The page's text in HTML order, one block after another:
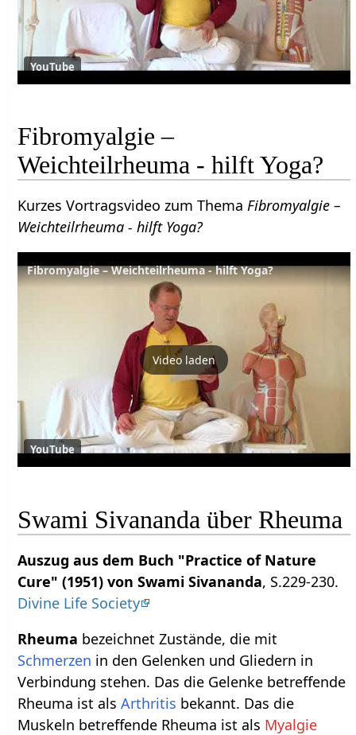
YouTube
Fibromyalgie –
Weichteilrheuma - hilft Yoga?
Kurzes Vortragsvideo zum ThemaFibromyalgie –
Weichteilrheuma - hilft Yoga?
Fibromyalgie – Weichteilrheuma - hilft Yoga?
Video laden
YouTube
Swami Sivananda über Rheuma
Auszug aus dem Buch "Practice of Nature
Cure" (1951) von Swami Sivananda, S.229-230.
Divine Life Society
Rheuma bezeichnet Zustände, die mit
Schmerzen in den Gelenken und Gliedern in
Verbindung stehen. Das die Gelenke betreffende
Rheuma ist alsArthritis bekannt. Das die
Muskeln betreffende Rheuma ist als Myalgie